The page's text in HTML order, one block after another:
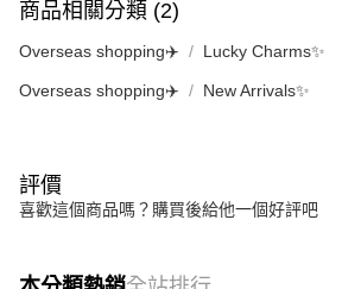
商品相關分類 (2)
Overseas shopping✈️ Lucky Charms✨
Overseas shopping✈️ New Arrivals✨
評價
喜歡這個商品嗎？購買後給他一個好評吧